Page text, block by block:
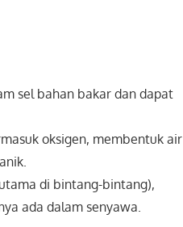
sel bahan bakar dan dapat
oksigen, membentuk air
di bintang-bintang),
ada dalam senyawa.